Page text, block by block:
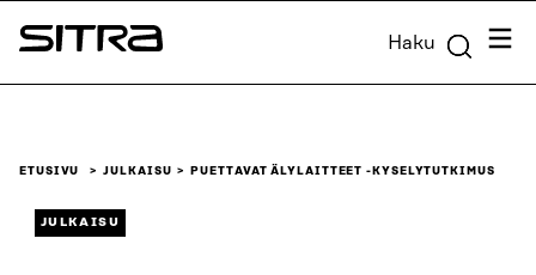
Siirry
suoraan
Sitra Haku
ETUSIVU JULKAISU PUETTAVAT ÄLYLAITTEET -KYSELYTUTKIMUS
JULKAISU